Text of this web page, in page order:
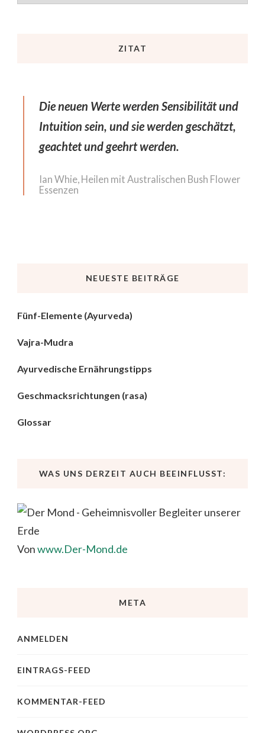
ZITAT
Die neuen Werte werden Sensibilität und
Intuition sein, und sie werden geschätzt,
geachtet und geehrt werden.
Ian Whie, Heilen mit Australischen Bush Flower
Essenzen
NEUESTE BEITRÄGE
Fünf-Elemente (Ayurveda)
Vajra-Mudra
Ayurvedische Ernährungstipps
Geschmacksrichtungen (rasa)
Glossar
WAS UNS DERZEIT AUCH BEEINFLUSST:
Vonwww.Der-Mond.de
META
ANMELDEN
EINTRAGS-FEED
KOMMENTAR-FEED